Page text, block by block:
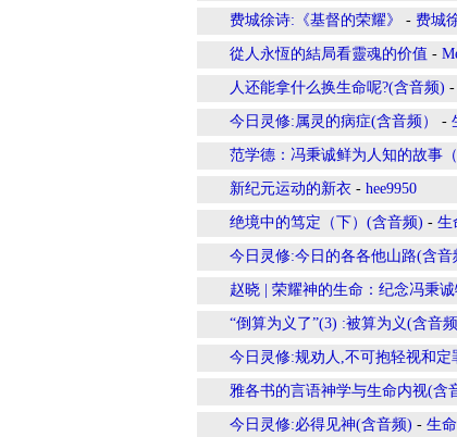
费城徐诗:《基督的荣耀》 - 费城
從人永恆的結局看靈魂的价值 -
人还能拿什么换生命呢?(含音频) -
今日灵修:属灵的病症(含音频） -
范学德：冯秉诚鲜为人知的故事（
新纪元运动的新衣 - hee9950
绝境中的笃定（下）(含音频) - 生
今日灵修:今日的各各他山路(含音
赵晓 | 荣耀神的生命：纪念冯秉诚
“倒算为义了”(3) :被算为义(含音
今日灵修:规劝人,不可抱轻视和定
雅各书的言语神学与生命内视(含
今日灵修:必得见神(含音频) - 生